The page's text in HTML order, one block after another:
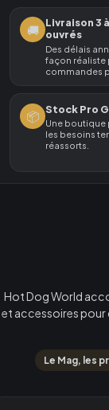
🚚 Livraison 3
ouvrés
Des délais
façon réaliste
commandes
📦 Stock Pro
Une boutique
les besoins
réassorts.
Hot Dog World
et accessoires pour
Le Mag, les